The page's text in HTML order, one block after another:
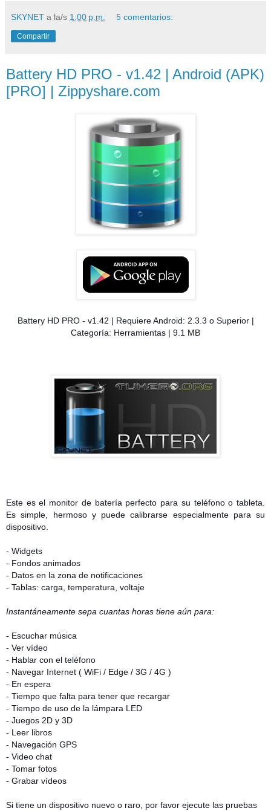
SKYNET a la/s 1:00 p.m. 5 comentarios:
Compartir
Battery HD PRO - v1.42 | Android (APK)
[PRO] | Zippyshare.com
Battery HD PRO - v1.42 | Requiere Android: 2.3.3 o Superior |
Categoría: Herramientas | 9.1 MB
Este es el monitor de batería perfecto para su teléfono o tableta.
Es simple, hermoso y puede calibrarse especialmente para su
dispositivo.
- Widgets
- Fondos animados
- Datos en la zona de notificaciones
- Tablas: carga, temperatura, voltaje
Instantáneamente sepa cuantas horas tiene aún para:
- Escuchar música
- Ver vídeo
- Hablar con el teléfono
- Navegar Internet ( WiFi / Edge / 3G / 4G )
- En espera
- Tiempo que falta para tener que recargar
- Tiempo de uso de la lámpara LED
- Juegos 2D y 3D
- Leer libros
- Navegación GPS
- Video chat
- Tomar fotos
- Grabar vídeos
Si tiene un dispositivo nuevo o raro, por favor ejecute las pruebas